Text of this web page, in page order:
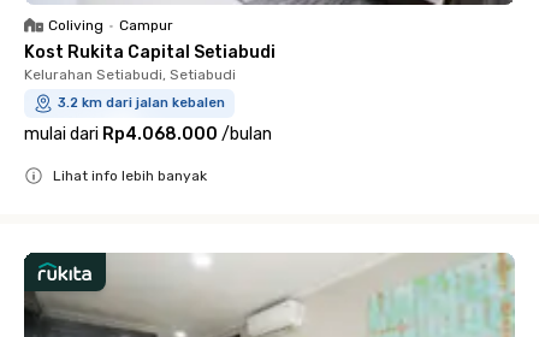
Coliving • Campur
Kost Rukita Capital Setiabudi
Kelurahan Setiabudi, Setiabudi
3.2 km dari jalan kebalen
mulai dari Rp4.068.000 /bulan
Lihat info lebih banyak